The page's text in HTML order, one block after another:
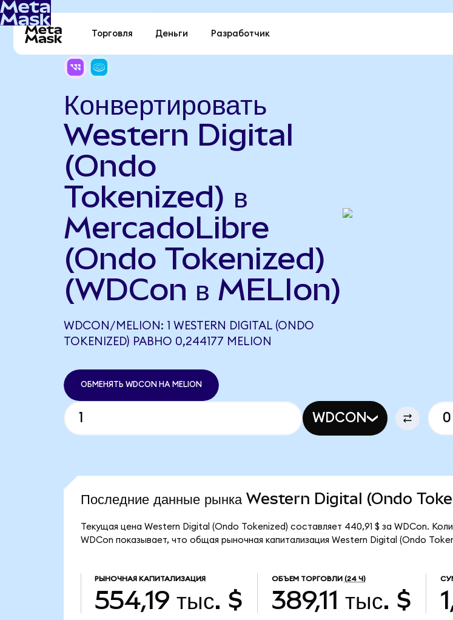
Торговля Деньги Разработчик
Конвертировать
Western Digital
(Ondo
Tokenized) в
MercadoLibre
(Ondo Tokenized)
(WDCon в MELIon)
WDCON/MELION: 1 WESTERN DIGITAL (ONDO
TOKENIZED) РАВНО 0,244177 MELION
ОБМЕНЯТЬ WDCON НА MELION
WDCON
Последние данные рынка Western Digital (Ondo
Текущая цена Western Digital (Ondo Tokenized) составляет 440,91 $ за WDCon.
WDCon показывает, что общая рыночная капитализация Western Digital (Ondo
РЫНОЧНАЯ КАПИТАЛИЗАЦИЯ
554,19 тыс. $
ОБЪЕМ ТОРГОВЛИ (24 Ч)
389,11 тыс. $